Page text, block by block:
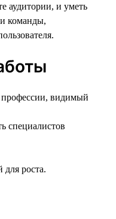
аудитории, и уметь
команды,
профессии, видимый
специалистов
роста.